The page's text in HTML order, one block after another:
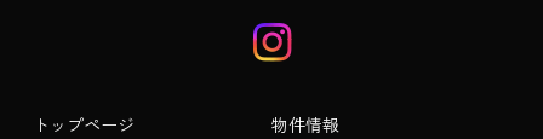
トップページ 物件情報